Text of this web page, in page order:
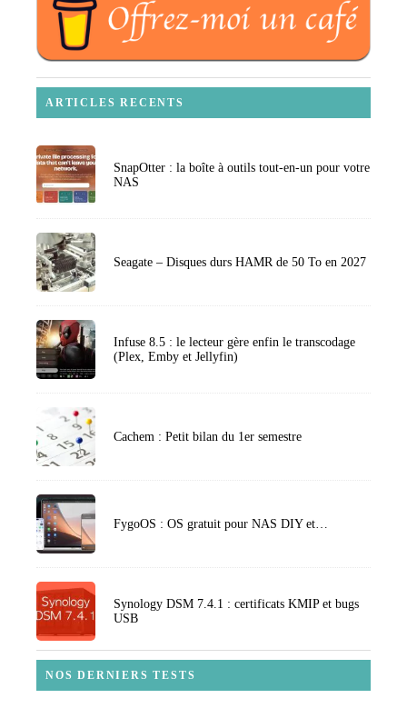
ARTICLES RECENTS
SnapOtter : la boîte à outils tout-en-un pour votre
NAS
Seagate – Disques durs HAMR de 50 To en 2027
Infuse 8.5 : le lecteur gère enfin le transcodage
(Plex, Emby et Jellyfin)
Cachem : Petit bilan du 1er semestre
FygoOS : OS gratuit pour NAS DIY et…
Synology DSM 7.4.1 : certificats KMIP et bugs
USB
NOS DERNIERS TESTS